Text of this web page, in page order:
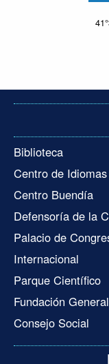
Biblioteca
Centro de Idiomas
Centro Buendía
Defensoría de la
Palacio de
Internacional
Parque Científico
Fundación General
Consejo Social